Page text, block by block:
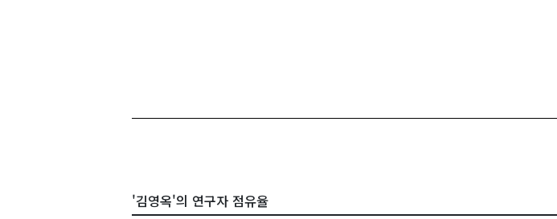
민남
'김영옥'의 연구자 점유율